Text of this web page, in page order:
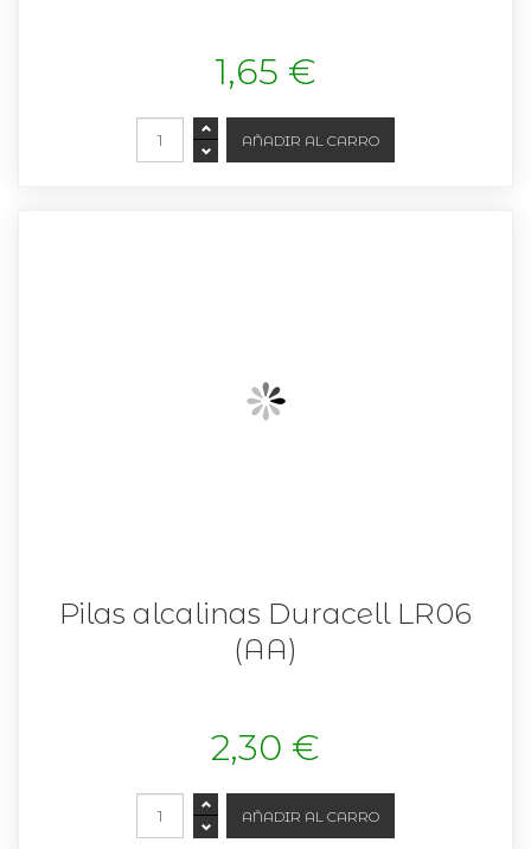
1,65 €
Pilas alcalinas Duracell LR06
(AA)
2,30 €